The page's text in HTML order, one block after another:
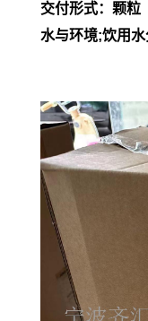
交付形式：颗粒
水与环境;饮用